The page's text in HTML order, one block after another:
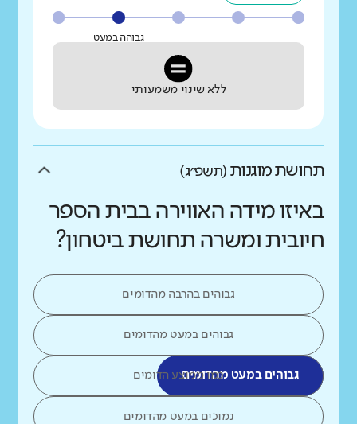
גבוהה במעט
ללא שינוי משמעותי
תחושת מוגנות (תשפ״ג)
באיזו מידה האווירה בבית הספר
חיובית ומשרה תחושת ביטחון?
גבוהים בהרבה מהדומים
גבוהים במעט מהדומים
גבוהים במעט מהדומיםכמו ממוצע הדומים
נמוכים במעט מהדומים